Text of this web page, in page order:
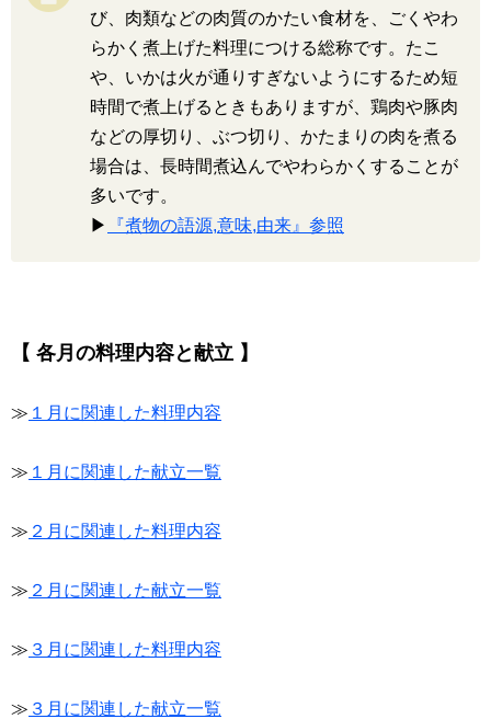
び、肉類などの肉質のかたい食材を、ごくやわ
らかく煮上げた料理につける総称です。たこ
や、いかは火が通りすぎないようにするため短
時間で煮上げるときもありますが、鶏肉や豚肉
などの厚切り、ぶつ切り、かたまりの肉を煮る
場合は、長時間煮込んでやわらかくすることが
多いです。
▶
『煮物の語源,意味,由来』参照
【 各月の料理内容と献立 】
≫ １月に関連した料理内容
≫ １月に関連した献立一覧
≫ ２月に関連した料理内容
≫ ２月に関連した献立一覧
≫ ３月に関連した料理内容
≫ ３月に関連した献立一覧